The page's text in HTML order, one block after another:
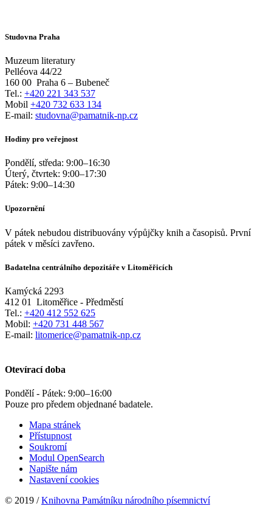
Studovna Praha
Muzeum literatury
Pelléova 44/22
160 00 Praha 6 – Bubeneč
Tel.: +420 221 343 537
Mobil +420 732 633 134
E-mail: studovna@pamatnik-np.cz
Hodiny pro veřejnost
Pondělí, středa: 9:00–16:30
Úterý, čtvrtek: 9:00–17:30
Pátek: 9:00–14:30
Upozornění
V pátek nebudou distribuovány výpůjčky knih a časopisů. První
pátek v měsíci zavřeno.
Badatelna centrálního depozitáře v Litoměřicích
Kamýcká 2293
412 01
Litoměřice - Předměstí
Tel.: +420 412 552 625
Mobil: +420 731 448 567
E-mail: litomerice@pamatnik-np.cz
Otevírací doba
Pondělí - Pátek: 9:00–16:00
Pouze pro předem objednané badatele.
Mapa stránek
Přístupnost
Soukromí
Modul OpenSearch
Napište nám
Nastavení cookies
© 2019 /Knihovna Památníku národního písemnictví